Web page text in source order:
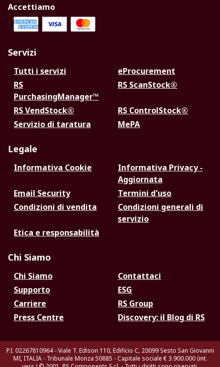
Accettiamo
Servizi
Tutti i servizi
eProcurement
RS
PurchasingManager™
RS ScanStock®
RS VendStock®
RS ControlStock®
Servizio di taratura
MePA
Legale
Informativa Cookie
Informativa Privacy -
Aggiornata
Email Security
Termini d'uso
Condizioni di vendita
Condizioni generali di
servizio
Etica e responsabilità
Chi Siamo
Chi Siamo
Contattaci
Supporto
ESG
Carriere
RS Group
Press Centre
Discovery: il Blog di RS
P.I. 02267810964 - Viale T. Edison 110, Edificio C, 20099 Sesto San Giovanni
MI, ITALIA - Tribunale Monza 50885 - Capitale sociale € 3.900.000 (int.